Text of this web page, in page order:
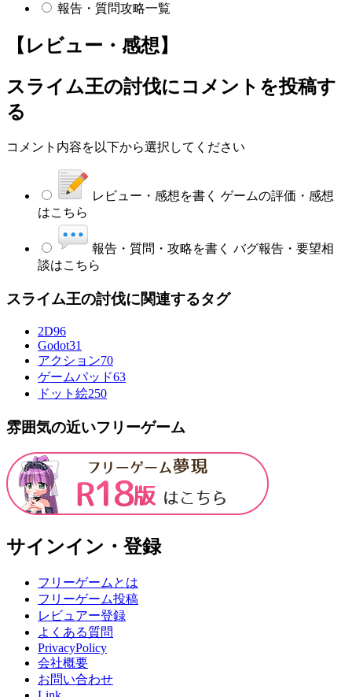
報告・質問攻略一覧
【レビュー・感想】
スライム王の討伐にコメントを投稿す
る
コメント内容を以下から選択してください
レビュー・感想を書く ゲームの評価・感想
はこちら
報告・質問・攻略を書く バグ報告・要望相
談はこちら
スライム王の討伐に関連するタグ
2D96
Godot31
アクション70
ゲームパッド63
ドット絵250
雰囲気の近いフリーゲーム
サインイン・登録
フリーゲームとは
フリーゲーム投稿
レビュアー登録
よくある質問
PrivacyPolicy
会社概要
お問い合わせ